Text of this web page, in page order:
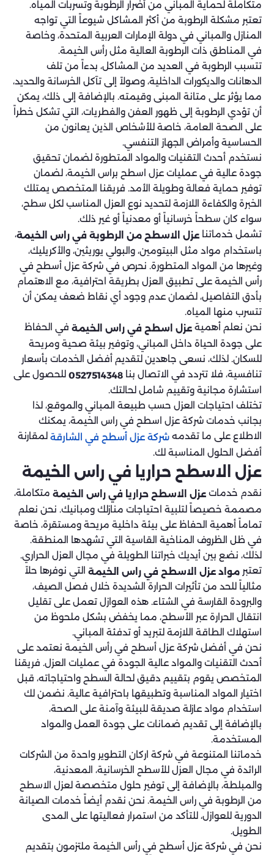
متكاملة لحماية المباني من أضرار الرطوبة وتسربات المياه.
تعتبر مشكلة الرطوبة من أكثر المشاكل شيوعاً التي تواجه
المنازل والمباني في دولة الإمارات العربية المتحدة، وخاصة
في المناطق ذات الرطوبة العالية مثل رأس الخيمة.
تتسبب الرطوبة في العديد من المشاكل، بدءاً من تلف
الدهانات والديكورات الداخلية، وصولاً إلى تآكل الخرسانة والحديد،
مما يؤثر على متانة المبنى وقيمته. بالإضافة إلى ذلك، يمكن
أن تؤدي الرطوبة إلى ظهور العفن والفطريات، التي تشكل خطراً
على الصحة العامة، خاصة للأشخاص الذين يعانون من
الحساسية وأمراض الجهاز التنفسي.
نستخدم أحدث التقنيات والمواد المتطورة لضمان تحقيق
جودة عالية في عمليات عزل اسطح براس الخيمة، لضمان
توفير حماية فعالة وطويلة الأمد. فريقنا المتخصص يمتلك
الخبرة والكفاءة اللازمة لتحديد نوع العزل المناسب لكل سطح،
سواء كان سطحاً خرسانياً أو معدنياً أو غير ذلك.
تشمل خدماتنا عزل الاسطح من الرطوبة في راس الخيمة،
باستخدام مواد مثل البيتومين، والبولي يوريثين، والأكريليك،
وغيرها من المواد المتطورة. نحرص في شركة عزل أسطح في
رأس الخيمة على تطبيق العزل بطريقة احترافية، مع الاهتمام
بأدق التفاصيل، لضمان عدم وجود أي نقاط ضعف يمكن أن
تتسرب منها المياه.
نحن نعلم أهمية عزل اسطح في راس الخيمة في الحفاظ
على جودة الحياة داخل المباني، وتوفير بيئة صحية ومريحة
للسكان. لذلك، نسعى جاهدين لتقديم أفضل الخدمات بأسعار
تنافسية، فلا تتردد في الاتصال بنا 0527514348 للحصول على
استشارة مجانية وتقييم شامل لحالتك.
تختلف احتياجات العزل حسب طبيعة المباني والموقع، لذا
بجانب خدمات شركة عزل اسطح في راس الخيمة، يمكنك
الاطلاع على ما تقدمه شركة عزل أسطح في الشارقة لمقارنة
أفضل الحلول المناسبة لك.
عزل الاسطح حراريا في راس الخيمة
نقدم خدمات عزل الاسطح حراريا في راس الخيمة متكاملة،
مصممة خصيصاً لتلبية احتياجات منازلك ومبانيك. نحن نعلم
تماماً أهمية الحفاظ على بيئة داخلية مريحة ومستقرة، خاصة
في ظل الظروف المناخية القاسية التي تشهدها المنطقة.
لذلك، نضع بين أيديك خبراتنا الطويلة في مجال العزل الحراري.
تعتبر مواد عزل الاسطح في راس الخيمة التي نوفرها حلاً
مثالياً للحد من تأثيرات الحرارة الشديدة خلال فصل الصيف،
والبرودة القارسة في الشتاء. هذه العوازل تعمل على تقليل
انتقال الحرارة عبر الأسطح، مما يخفض بشكل ملحوظ من
استهلاك الطاقة اللازمة لتبريد أو تدفئة المباني.
نحن في أفضل شركة عزل أسطح في رأس الخيمة نعتمد على
أحدث التقنيات والمواد عالية الجودة في عمليات العزل. فريقنا
المتخصص يقوم بتقييم دقيق لحالة السطح واحتياجاته، قبل
اختيار المواد المناسبة وتطبيقها باحترافية عالية. نضمن لك
استخدام مواد عازلة صديقة للبيئة وآمنة على الصحة،
بالإضافة إلى تقديم ضمانات على جودة العمل والمواد
المستخدمة.
خدماتنا المتنوعة في شركة اركان التطوير واحدة من الشركات
الرائدة في مجال العزل للأسطح الخرسانية، المعدنية،
والمبلطة، بالإضافة إلى توفير حلول متخصصة لعزل الاسطح
من الرطوبة في راس الخيمة. نحن نقدم أيضاً خدمات الصيانة
الدورية للعوازل، للتأكد من استمرار فعاليتها على المدى
الطويل.
نحن في شركة عزل أسطح في رأس الخيمة ملتزمون بتقديم